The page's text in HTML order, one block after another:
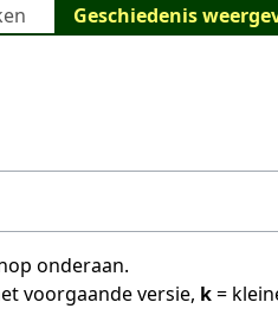
Geschiedenis
onderaan.
voorgaande versie, k=